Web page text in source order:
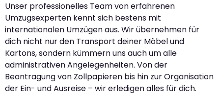
Unser professionelles Team von erfahrenen
Umzugsexperten kennt sich bestens mit
internationalen Umzügen aus. Wir übernehmen für
dich nicht nur den Transport deiner Möbel und
Kartons, sondern kümmern uns auch um alle
administrativen Angelegenheiten. Von der
Beantragung von Zollpapieren bis hin zur Organisation
der Ein- und Ausreise – wir erledigen alles für dich.